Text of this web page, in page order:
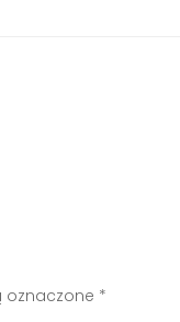
oznaczone *